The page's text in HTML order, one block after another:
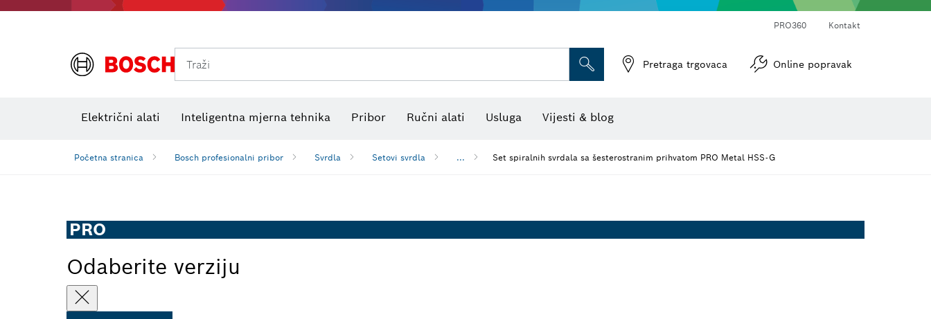
PRO360 Kontakt
Traži Pretraga trgovaca Online popravak
Električni alati Inteligentna mjerna tehnika Pribor Ručni alati Usluga Vijesti & blog
Početna stranica Bosch profesionalni pribor Svrdla Setovi svrdla ... Set spiralnih svrdala sa šesterostranim prihvatom PRO Metal HSS-G
PRO
Odaberite verziju